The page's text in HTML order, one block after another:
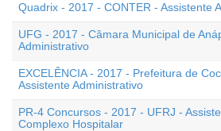
Quadrix - 2017 - CONTER - Assistente
UFG - 2017 - Câmara Municipal de
Administrativo
EXCELÊNCIA - 2017 - Prefeitura de
Assistente Administrativo
PR-4 Concursos - 2017 - UFRJ -
Complexo Hospitalar